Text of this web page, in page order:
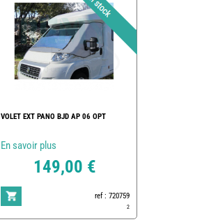
VOLET EXT PANO BJD AP 06 OPT
En savoir plus
149,00 €
ref : 720759
2